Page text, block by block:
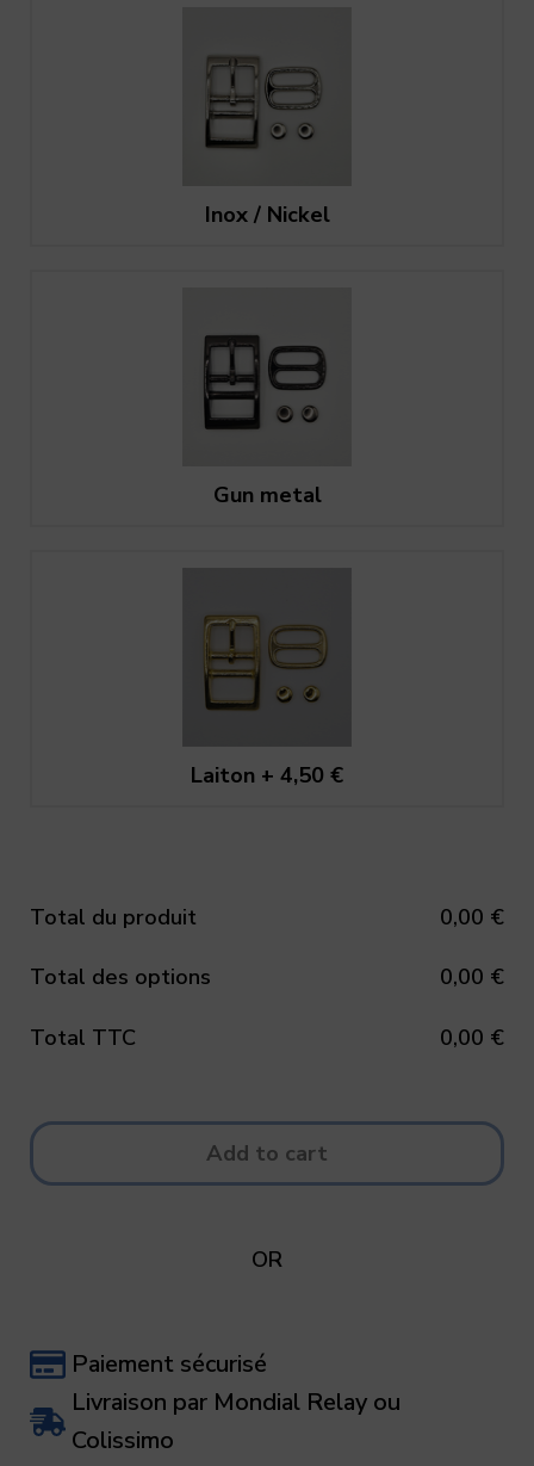
Inox / Nickel
Gun metal
Laiton + 4,50 €
Total du produit 0,00 €
Total des options 0,00 €
Total TTC 0,00 €
Add to cart
OR
Paiement sécurisé
Livraison par Mondial Relay ou
Colissimo